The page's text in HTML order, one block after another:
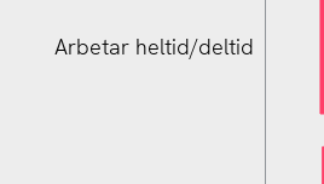
Arbetar heltid/deltid